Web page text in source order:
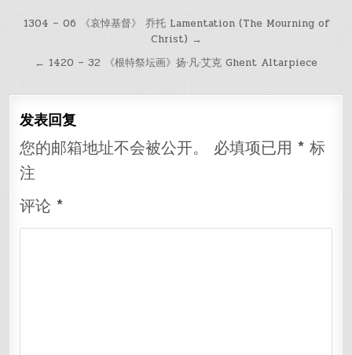
文
航
1304 – 06 《哀悼基督》 乔托 Lamentation (The Mourning of
Christ) →
← 1420 – 32 《根特祭坛画》扬·凡·艾克 Ghent Altarpiece
发表回复
您的邮箱地址不会被公开。 必填项已用* 标
注
评论*